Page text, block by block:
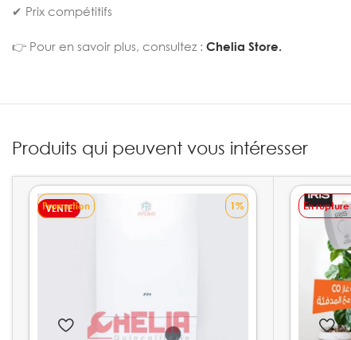
✔ Prix compétitifs
👉 Pour en savoir plus, consultez : Chelia Store.
Produits qui peuvent vous intéresser
Promotion 1%
VENTE En